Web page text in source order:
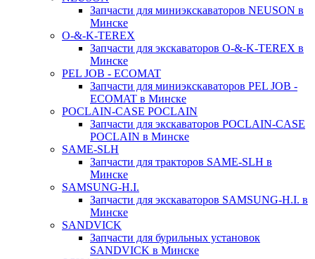
Запчасти для миниэкскаваторов NEUSON в
Минске
O-&-K-TEREX
Запчасти для экскаваторов O-&-K-TEREX в
Минске
PEL JOB - ECOMAT
Запчасти для миниэкскаваторов PEL JOB -
ECOMAT в Минске
POCLAIN-CASE POCLAIN
Запчасти для экскаваторов POCLAIN-CASE
POCLAIN в Минске
SAME-SLH
Запчасти для тракторов SAME-SLH в
Минске
SAMSUNG-H.I.
Запчасти для экскаваторов SAMSUNG-H.I. в
Минске
SANDVICK
Запчасти для бурильных установок
SANDVICK в Минске